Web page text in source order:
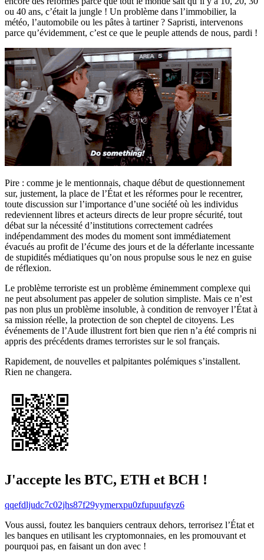
ou 40 ans, c’était la jungle ! Un problème dans l’immobilier, la
météo, l’automobile ou les pâtes à tartiner ? Sapristi, intervenons
parce qu’évidemment, c’est ce que le peuple attends de nous, pardi !
Pire : comme je le mentionnais, chaque début de questionnement
sur, justement, la place de l’État et les réformes pour le recentrer,
toute discussion sur l’importance d’une société où les individus
redeviennent libres et acteurs directs de leur propre sécurité, tout
débat sur la nécessité d’institutions correctement cadrées
indépendamment des modes du moment sont immédiatement
évacués au profit de l’écume des jours et de la déferlante incessante
de stupidités médiatiques qu’on nous propulse sous le nez en guise
de réflexion.
Le problème terroriste est un problème éminemment complexe qui
ne peut absolument pas appeler de solution simpliste. Mais ce n’est
pas non plus un problème insoluble, à condition de renvoyer l’État à
sa mission réelle, la protection de son cheptel de citoyens. Les
événements de l’Aude illustrent fort bien que rien n’a été compris ni
appris des précédents drames terroristes sur le sol français.
Rapidement, de nouvelles et palpitantes polémiques s’installent.
Rien ne changera.
J'accepte les BTC, ETH et BCH !
qqefdljudc7c02jhs87f29yymerxpu0zfupuufgvz6
Vous aussi, foutez les banquiers centraux dehors, terrorisez l’État et
les banques en utilisant les cryptomonnaies, en les promouvant et
pourquoi pas, en faisant un don avec !